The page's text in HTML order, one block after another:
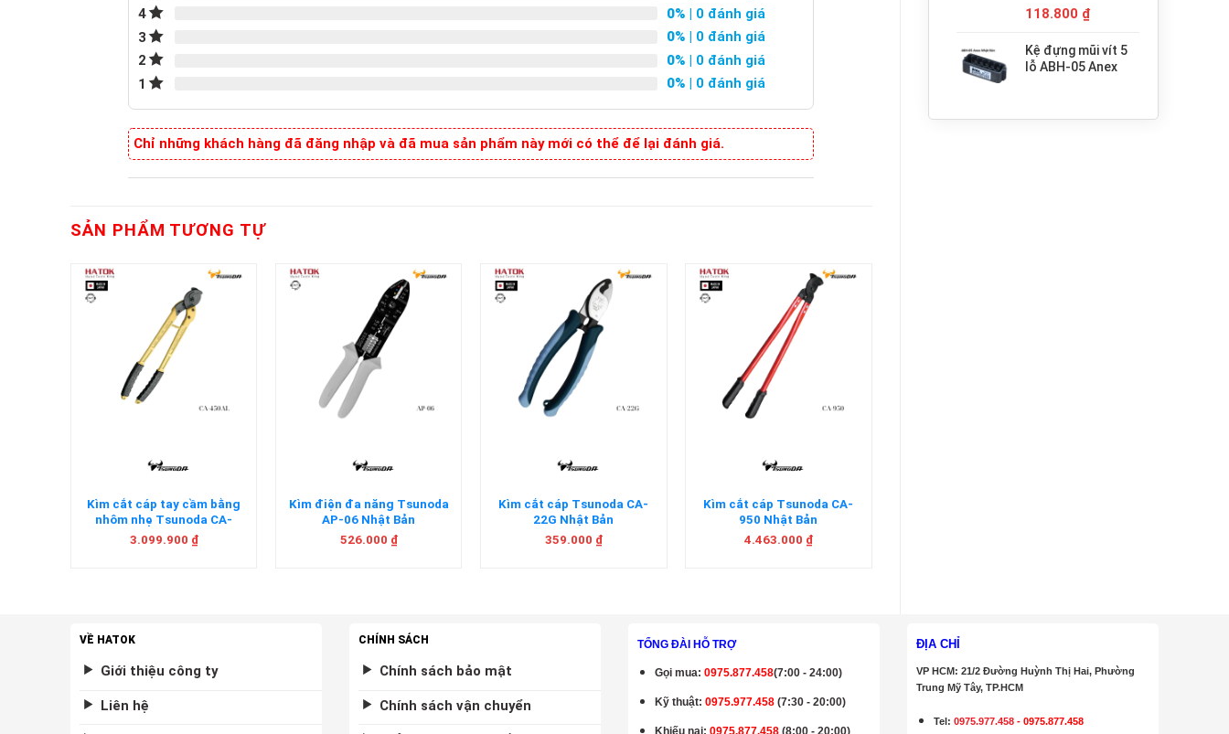
118.800 ₫
Kệ đựng mũi vít 5
lỗ ABH-05 Anex
4
0% | 0 đánh giá
3
0% | 0 đánh giá
2
0% | 0 đánh giá
1
0% | 0 đánh giá
Chỉ những khách hàng đã đăng nhập và đã mua sản phẩm này mới có thể để lại đánh giá.
SẢN PHẨM TƯƠNG TỰ
Kìm cắt cáp tay cầm bằng
nhôm nhẹ Tsunoda CA-
450AL Nhật Bản
3.099.900 ₫
Kìm điện đa năng Tsunoda
AP-06 Nhật Bản
526.000 ₫
Kìm cắt cáp Tsunoda CA-
22G Nhật Bản
359.000 ₫
Kìm cắt cáp Tsunoda CA-
950 Nhật Bản
4.463.000 ₫
VỀ HATOK
Giới thiệu công ty
Liên hệ
CHÍNH SÁCH
Chính sách bảo mật
Chính sách vận chuyển
TỔNG ĐÀI HỖ TRỢ
Gọi mua:0975.877.458(7:00 - 24:00)
Kỹ thuật:0975.977.458 (7:30 - 20:00)
Khiếu nại: 0975.877.458 (8:00 - 20:00)
ĐỊA CHỈ
VP HCM: 21/2 Đường Huỳnh Thị Hai, Phường
Trung Mỹ Tây, TP.HCM
Tel:0975.977.458 -0975.877.458